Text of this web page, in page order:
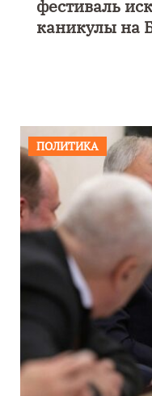
фестиваль
каникулы на
ПОЛИТИКА